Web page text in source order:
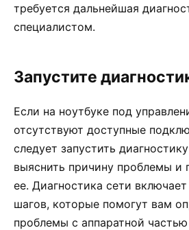
требуется дальнейшая
специалистом.
Запустите
Если на ноутбуке под
отсутствуют доступные
следует запустить
выяснить причину проблемы и
ее. Диагностика сети
шагов, которые помогут вам
проблемы с аппаратной